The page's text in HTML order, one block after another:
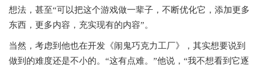
想法，甚至“可以把这个游戏做一辈子，不断优化它，添加更多
东西，更多内容，充实现有的内容”。
当然，考虑到他也在开发《闹鬼巧克力工厂》，其实想要说到
做到的难度还是不小的。“这有点难。”他说，“我不想看到它逐